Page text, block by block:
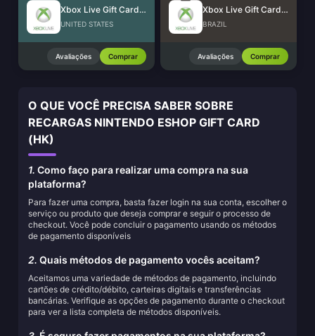
Xbox Live Gift Card (US)
UNITED STATES
Avaliações Comprar
Xbox Live Gift Card (BR)
BRAZIL
Avaliações Comprar
O QUE VOCÊ PRECISA SABER SOBRE
RECARGAS NINTENDO ESHOP GIFT CARD
(HK)
1. Como faço para realizar uma compra na sua
plataforma?
Para fazer uma compra, basta fazer login na sua conta, escolher o
serviço ou produto que deseja comprar e seguir o processo de
checkout. Você pode concluir o pagamento usando os métodos
de pagamento disponíveis
2. Quais métodos de pagamento vocês aceitam?
Aceitamos uma variedade de métodos de pagamento, incluindo
cartões de crédito/débito, carteiras digitais e transferências
bancárias. Verifique as opções de pagamento durante o checkout
para ver a lista completa de métodos disponíveis.